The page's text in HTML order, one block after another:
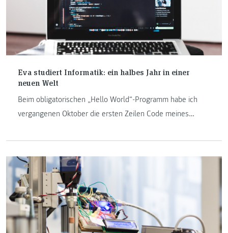
Eva studiert Informatik: ein halbes Jahr in einer
neuen Welt
Beim obligatorischen „Hello World“-Programm habe ich
vergangenen Oktober die ersten Zeilen Code meines